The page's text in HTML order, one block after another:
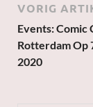
VORIG
Events: Comic
Rotterdam Op
2020